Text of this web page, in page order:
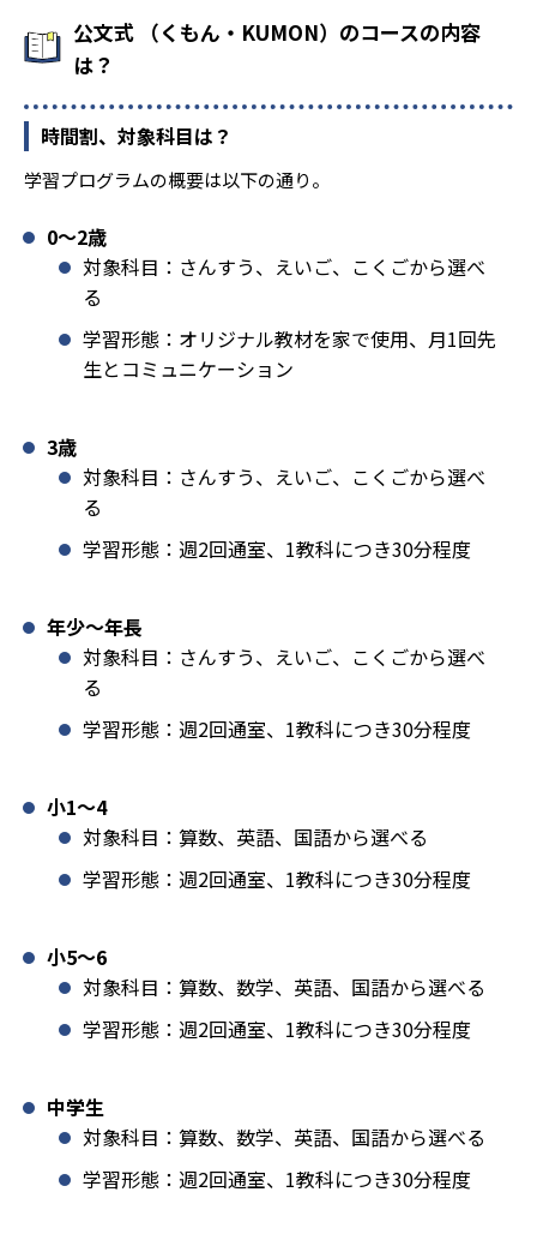
公文式 （くもん・KUMON）のコースの内容
は？
時間割、対象科目は？
学習プログラムの概要は以下の通り。
0〜2歳
対象科目：さんすう、えいご、こくごから選べ
る
学習形態：オリジナル教材を家で使用、月1回先
生とコミュニケーション
3歳
対象科目：さんすう、えいご、こくごから選べ
る
学習形態：週2回通室、1教科につき30分程度
年少〜年長
対象科目：さんすう、えいご、こくごから選べ
る
学習形態：週2回通室、1教科につき30分程度
小1️〜4
対象科目：算数、英語、国語から選べる
学習形態：週2回通室、1教科につき30分程度
小5〜6
対象科目：算数、数学、英語、国語から選べる
学習形態：週2回通室、1教科につき30分程度
中学生
対象科目：算数、数学、英語、国語から選べる
学習形態：週2回通室、1教科につき30分程度